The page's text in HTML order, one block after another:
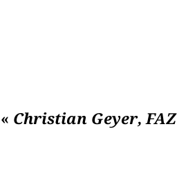
Christian Geyer, FAZ